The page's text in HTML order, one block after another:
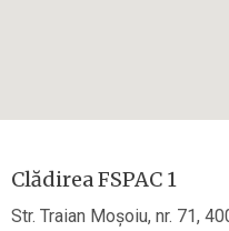
Clădirea FSPAC 1
Str. Traian Moșoiu, nr. 71,